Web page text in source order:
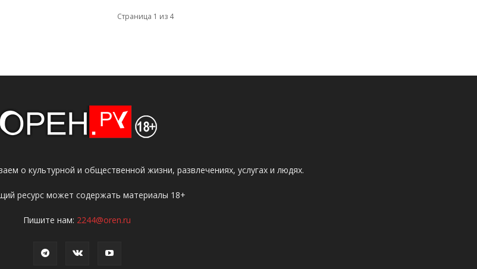
Страница 1 из 4
о культурной и общественной жизни, развлечениях, услугах и людях.
ресурс может содержать материалы 18+
Пишите нам: 2244@oren.ru